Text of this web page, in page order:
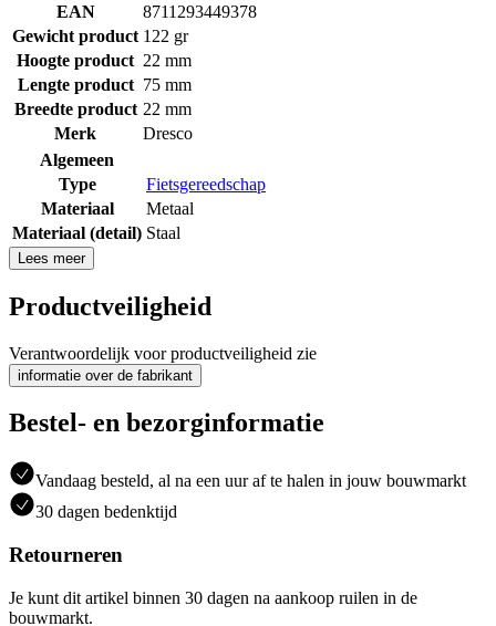
EAN
8711293449378
Gewicht product 122 gr
Hoogte product 22 mm
Lengte product 75 mm
Breedte product 22 mm
Merk
Dresco
Algemeen
Type
Fietsgereedschap
Materiaal
Metaal
Materiaal (detail) Staal
Lees meer
Productveiligheid
Verantwoordelijk voor productveiligheid zie
informatie over de fabrikant
Bestel- en bezorginformatie
Vandaag besteld, al na een uur af te halen in jouw bouwmarkt
30 dagen bedenktijd
Retourneren
Je kunt dit artikel binnen 30 dagen na aankoop ruilen in de
bouwmarkt.